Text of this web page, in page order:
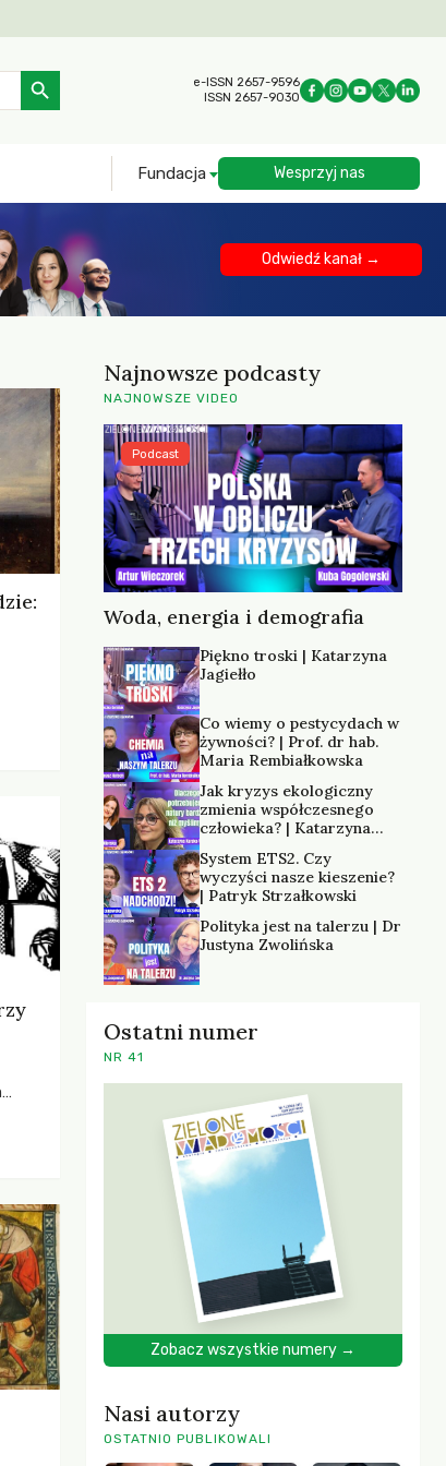
Search Button
e-ISSN 2657-9596
ISSN 2657-9030
Fundacja Wesprzyj nas
Odwiedź kanał →
Najnowsze podcasty
NAJNOWSZE VIDEO
Woda, energia i demografia
Podcast
Piękno troski | Katarzyna
Jagiełło
Co wiemy o pestycydach w
żywności? | Prof. dr hab.
Maria Rembiałkowska
Jak kryzys ekologiczny
zmienia współczesnego
człowieka? | Katarzyna
System ETS2. Czy
wyczyści nasze kieszenie?
| Patryk Strzałkowski
Polityka jest na talerzu | Dr
Justyna Zwolińska
Ostatni numer
NR 41
Zobacz wszystkie numery →
Nasi autorzy
OSTATNIO PUBLIKOWALI